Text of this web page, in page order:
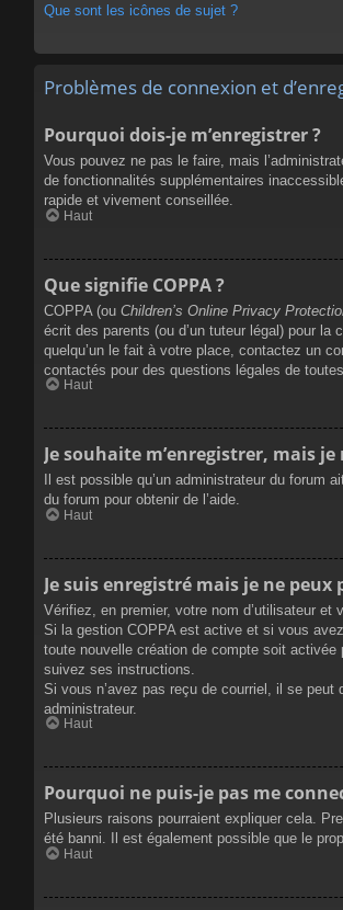
Que sont les icônes de sujet ?
Problèmes de connexion et
Pourquoi dois-je m’enregistrer ?
Vous pouvez ne pas le faire, mais
de fonctionnalités supplémentaires
rapide et vivement conseillée.
Haut
Que signifie COPPA ?
COPPA (ou Children’s Online Privacy
écrit des parents (ou d’un tuteur légal) pour
quelqu’un le fait à votre place, contactez un
contactés pour des questions légales de
Haut
Je souhaite m’enregistrer, mais je
Il est possible qu’un administrateur du
du forum pour obtenir de l’aide.
Haut
Je suis enregistré mais je ne peux
Vérifiez, en premier, votre nom d’utilisateur
Si la gestion COPPA est active et si vous
toute nouvelle création de compte soit activée
suivez ses instructions.
Si vous n’avez pas reçu de courriel, il se
administrateur.
Haut
Pourquoi ne puis-je pas me
Plusieurs raisons pourraient expliquer cela.
été banni. Il est également possible que le
Haut